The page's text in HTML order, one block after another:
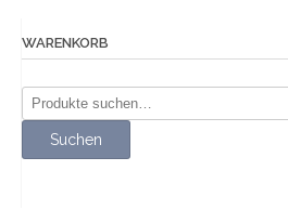
WARENKORB
Suche
nach:
Suchen